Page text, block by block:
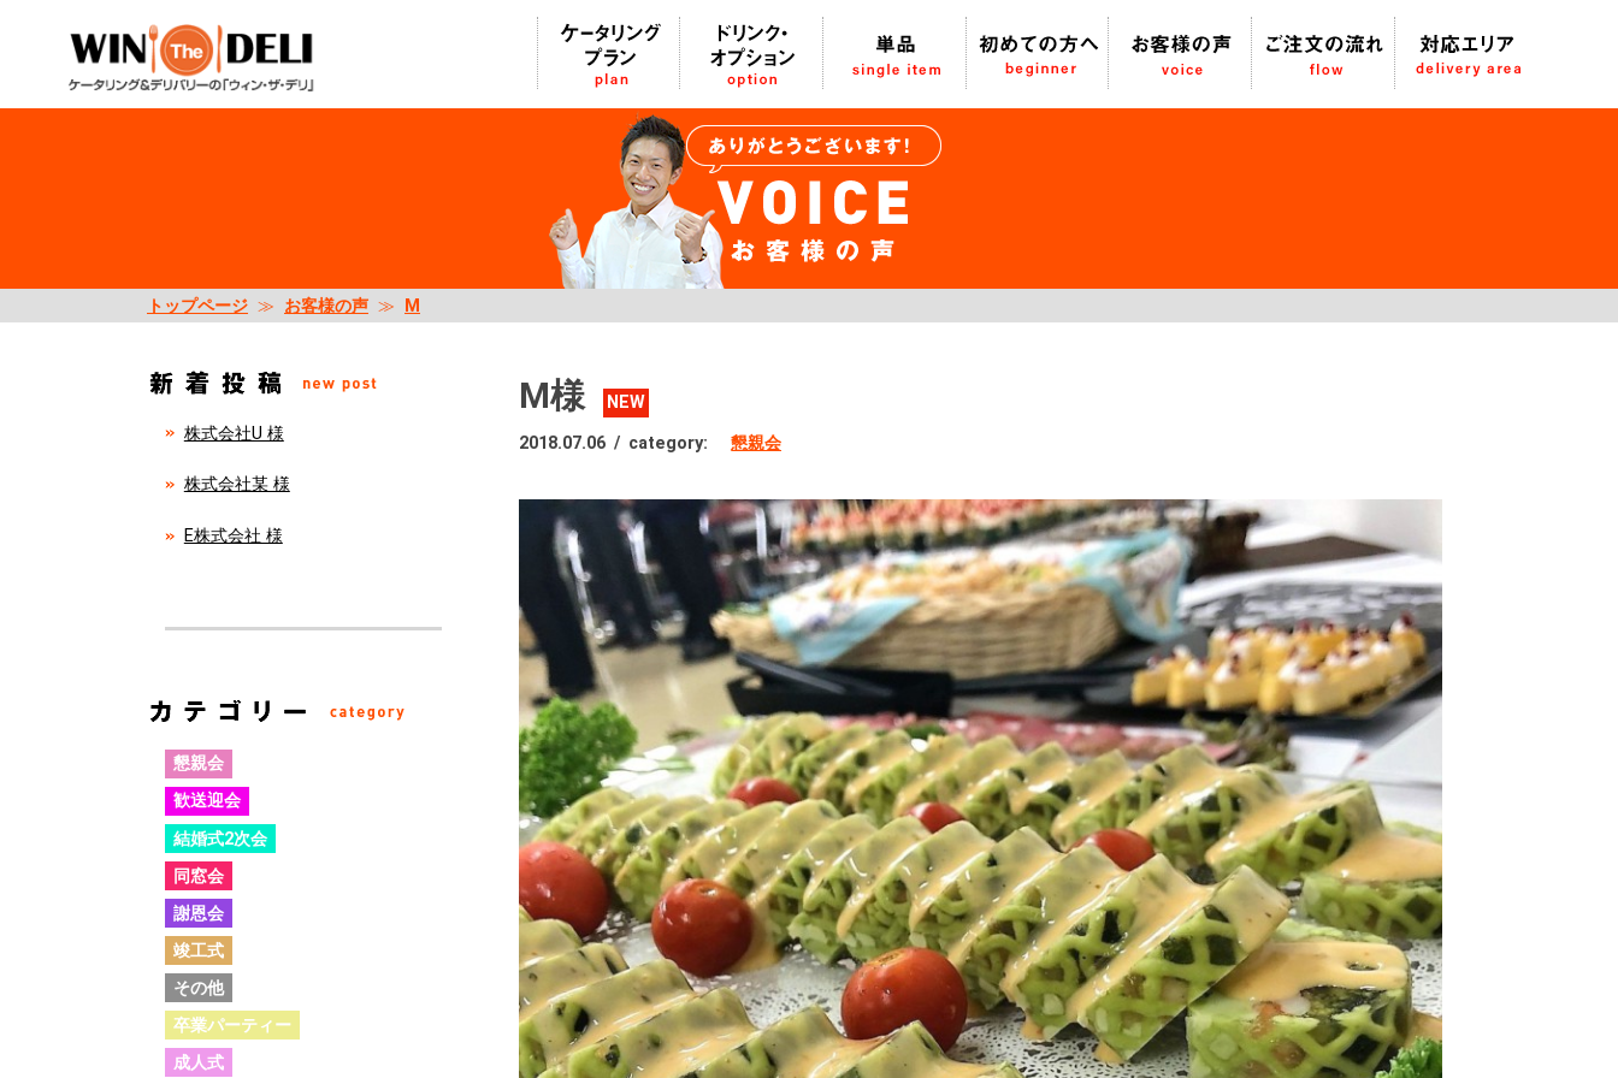
トップページ ≫ お客様の声 ≫ M
M様 NEW
2018.07.06 / category: 懇親会
株式会社U 様
株式会社某 様
E株式会社 様
懇親会
歓送迎会
結婚式2次会
同窓会
謝恩会
竣工式
その他
卒業パーティー
成人式